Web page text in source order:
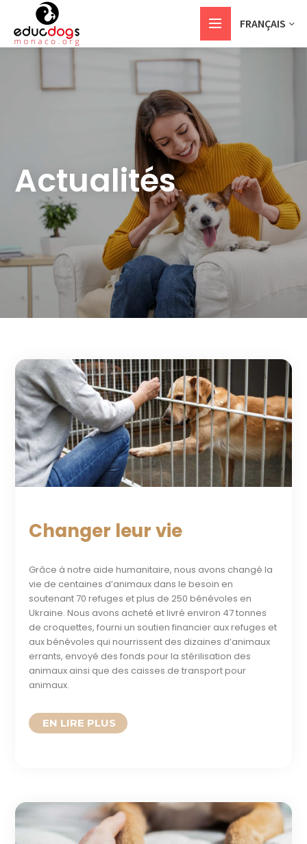
FRANÇAIS
Actualités
Changer leur vie
Grâce à notre aide humanitaire, nous avons changé la
vie de centaines d’animaux dans le besoin en
soutenant 70 refuges et plus de 250 bénévoles en
Ukraine. Nous avons acheté et livré environ 47 tonnes
de croquettes, fourni un soutien financier aux refuges et
aux bénévoles qui nourrissent des dizaines d’animaux
errants, envoyé des fonds pour la stérilisation des
animaux ainsi que des caisses de transport pour
animaux.
READ MORE